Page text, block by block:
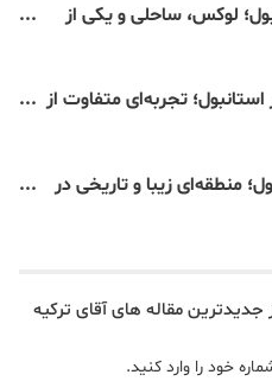
لوکس، ساحلی و یکی از
تجربه‌ای متفاوت از
منطقه‌ای زیبا و تاریخی در
جدیدترین مقاله های آقای ترکیه
خود را وارد کنید.